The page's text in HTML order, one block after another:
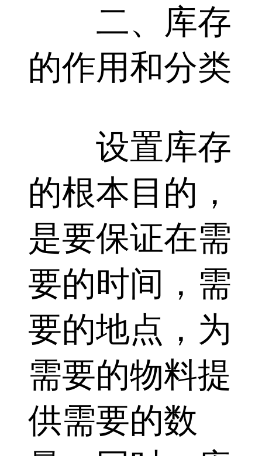
二、库存
的作用和分类
设置库存
的根本目的，
是要保证在需
要的时间，需
要的地点，为
需要的物料提
供需要的数